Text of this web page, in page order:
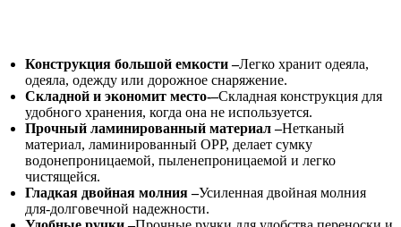
Конструкция большой емкости –Легко хранит одеяла,
одеяла, одежду или дорожное снаряжение.
Складной и экономит место-–Складная конструкция для
удобного хранения, когда она не используется.
Прочный ламинированный материал –Нетканый
материал, ламинированный OPP, делает сумку
водонепроницаемой, пыленепроницаемой и легко
чистящейся.
Гладкая двойная молния –Усиленная двойная молния
для-долговечной надежности.